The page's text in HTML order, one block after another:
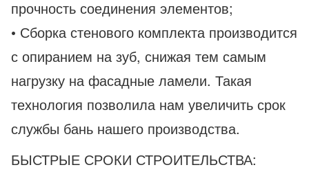
прочность соединения элементов;
• Сборка стенового комплекта производится
с опиранием на зуб, снижая тем самым
нагрузку на фасадные ламели. Такая
технология позволила нам увеличить срок
службы бань нашего производства.
БЫСТРЫЕ СРОКИ СТРОИТЕЛЬСТВА: